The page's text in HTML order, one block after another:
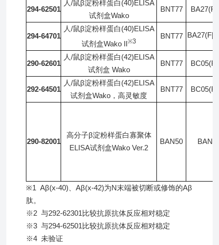
294-62501
人/鼠β淀粉样蛋白(40)ELISA
试剂盒Wako
BNT77
294-64701
人/鼠β淀粉样蛋白(40)ELISA
试剂盒Wako II※3
BNT77
290-62601
人/鼠β淀粉样蛋白(42)ELISA
试剂盒 Wako
BNT77
292-64501
人/鼠β淀粉样蛋白(42)ELISA
试剂盒Wako，高灵敏度
BNT77
290-82001
高分子β淀粉样蛋白寡聚体
ELISA试剂盒Wako Ver.2
BAN50
※1 Aβ(x-40)、Aβ(x-42)为N末端被切断或修饰的Aβ
肽。
※2 与292-62301比较抗原抗体反应相对稳定
※3 与294-62501比较抗原抗体反应相对稳定
※4 未验证